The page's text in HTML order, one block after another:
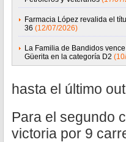
Farmacia López revalida el
36 (12/07/2026)
La Familia de Bandidos
Güerita en la categoría D2
hasta el último
Para el segundo
victoria por 9